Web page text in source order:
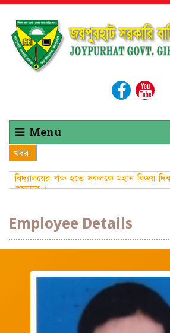
Menu
খবর:
বিদ্যালয়ের পক্ষ হতে সকলকে মহান বিজয়
শুভেচ্ছা ।
Employee Details